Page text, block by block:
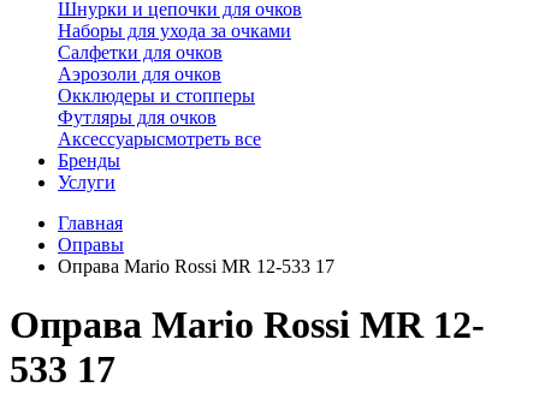
Шнурки и цепочки для очков
Наборы для ухода за очками
Салфетки для очков
Аэрозоли для очков
Окклюдеры и стопперы
Футляры для очков
Аксессуарысмотреть все
Бренды
Услуги
Главная
Оправы
Оправа Mario Rossi MR 12-533 17
Оправа Mario Rossi MR 12-
533 17